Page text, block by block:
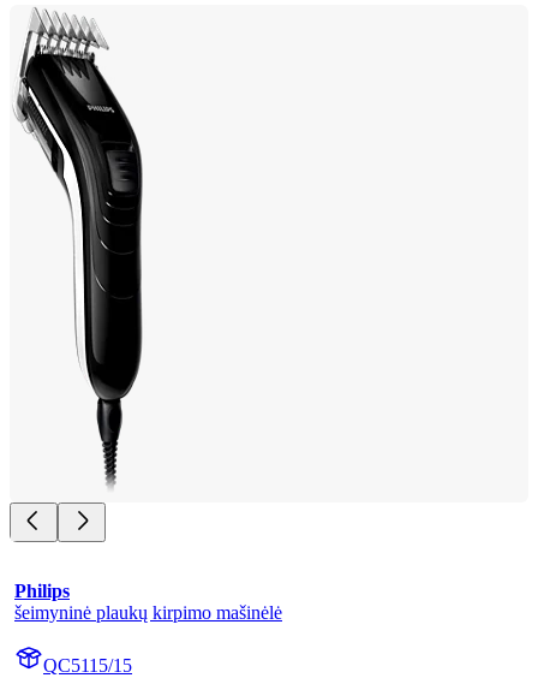
Philips
šeimyninė plaukų kirpimo mašinėlė
QC5115/15